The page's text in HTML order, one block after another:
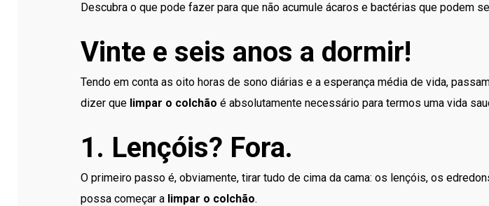
Descubra o que pode fazer para que não acumule ácaros e bactérias que podem
Vinte e seis anos a dormir!
Tendo em conta as oito horas de sono diárias e a esperança média de vida,
dizer que limpar o colchão é absolutamente necessário para termos uma vida
1. Lençóis? Fora.
O primeiro passo é, obviamente, tirar tudo de cima da cama: os lençóis, os
possa começar a limpar o colchão.